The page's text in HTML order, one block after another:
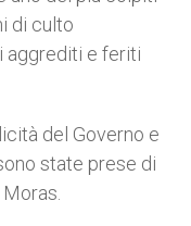
di culto
aggrediti e feriti
del Governo e
state prese di